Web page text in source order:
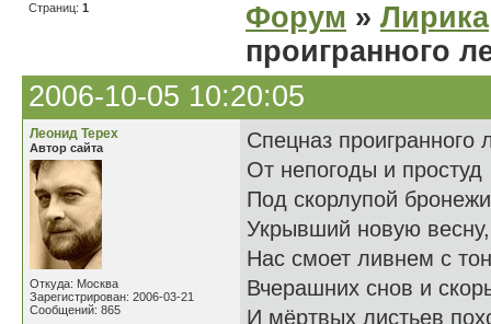
Страниц: 1 Форум » Лирика
проигранного
2006-10-05 10:20:05
Леонид Терех
Автор сайта
Откуда: Москва
Зарегистрирован: 2006-03-21
Сообщений: 865
Спецназ проигранного
От непогоды и простуд
Под скорлупой
Укрывший новую весну,
Нас смоет ливнем с
Вчерашних снов и
И мёртвых листьев